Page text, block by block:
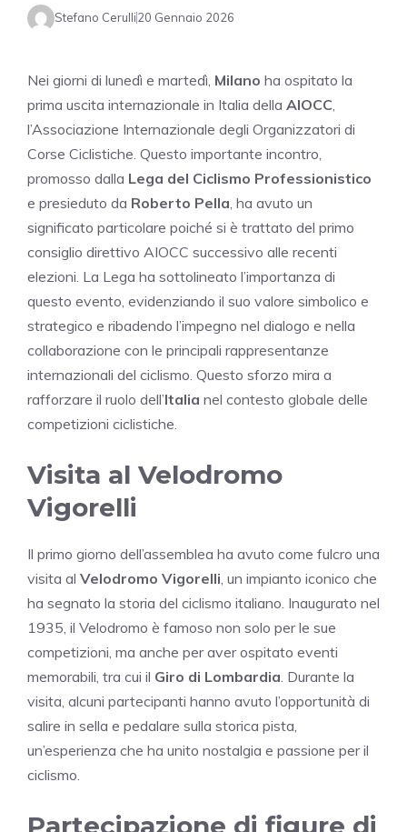
Stefano Cerulli20 Gennaio 2026
Nei giorni di lunedì e martedì, Milano ha ospitato la
prima uscita internazionale in Italia della AIOCC
l’Associazione Internazionale degli Organizzatori di
Corse Ciclistiche. Questo importante incontro,
promosso dalla Lega del Ciclismo Professionistico
e presieduto da Roberto Pella , ha avuto un
significato particolare poiché si è trattato del primo
consiglio direttivo AIOCC successivo alle recenti
elezioni. La Lega ha sottolineato l’importanza di
questo evento, evidenziando il suo valore simbolico e
strategico e ribadendo l’impegno nel dialogo e nella
collaborazione con le principali rappresentanze
internazionali del ciclismo. Questo sforzo mira a
rafforzare il ruolo dell’Italia nel contesto globale delle
competizioni ciclistiche.
Visita al Velodromo
Vigorelli
Il primo giorno dell’assemblea ha avuto come fulcro una
visita al Velodromo Vigorelli , un impianto iconico che
ha segnato la storia del ciclismo italiano. Inaugurato nel
1935, il Velodromo è famoso non solo per le sue
competizioni, ma anche per aver ospitato eventi
memorabili, tra cui il Giro di Lombardia . Durante la
visita, alcuni partecipanti hanno avuto l’opportunità di
salire in sella e pedalare sulla storica pista,
un’esperienza che ha unito nostalgia e passione per il
ciclismo.
Partecipazione di figure di